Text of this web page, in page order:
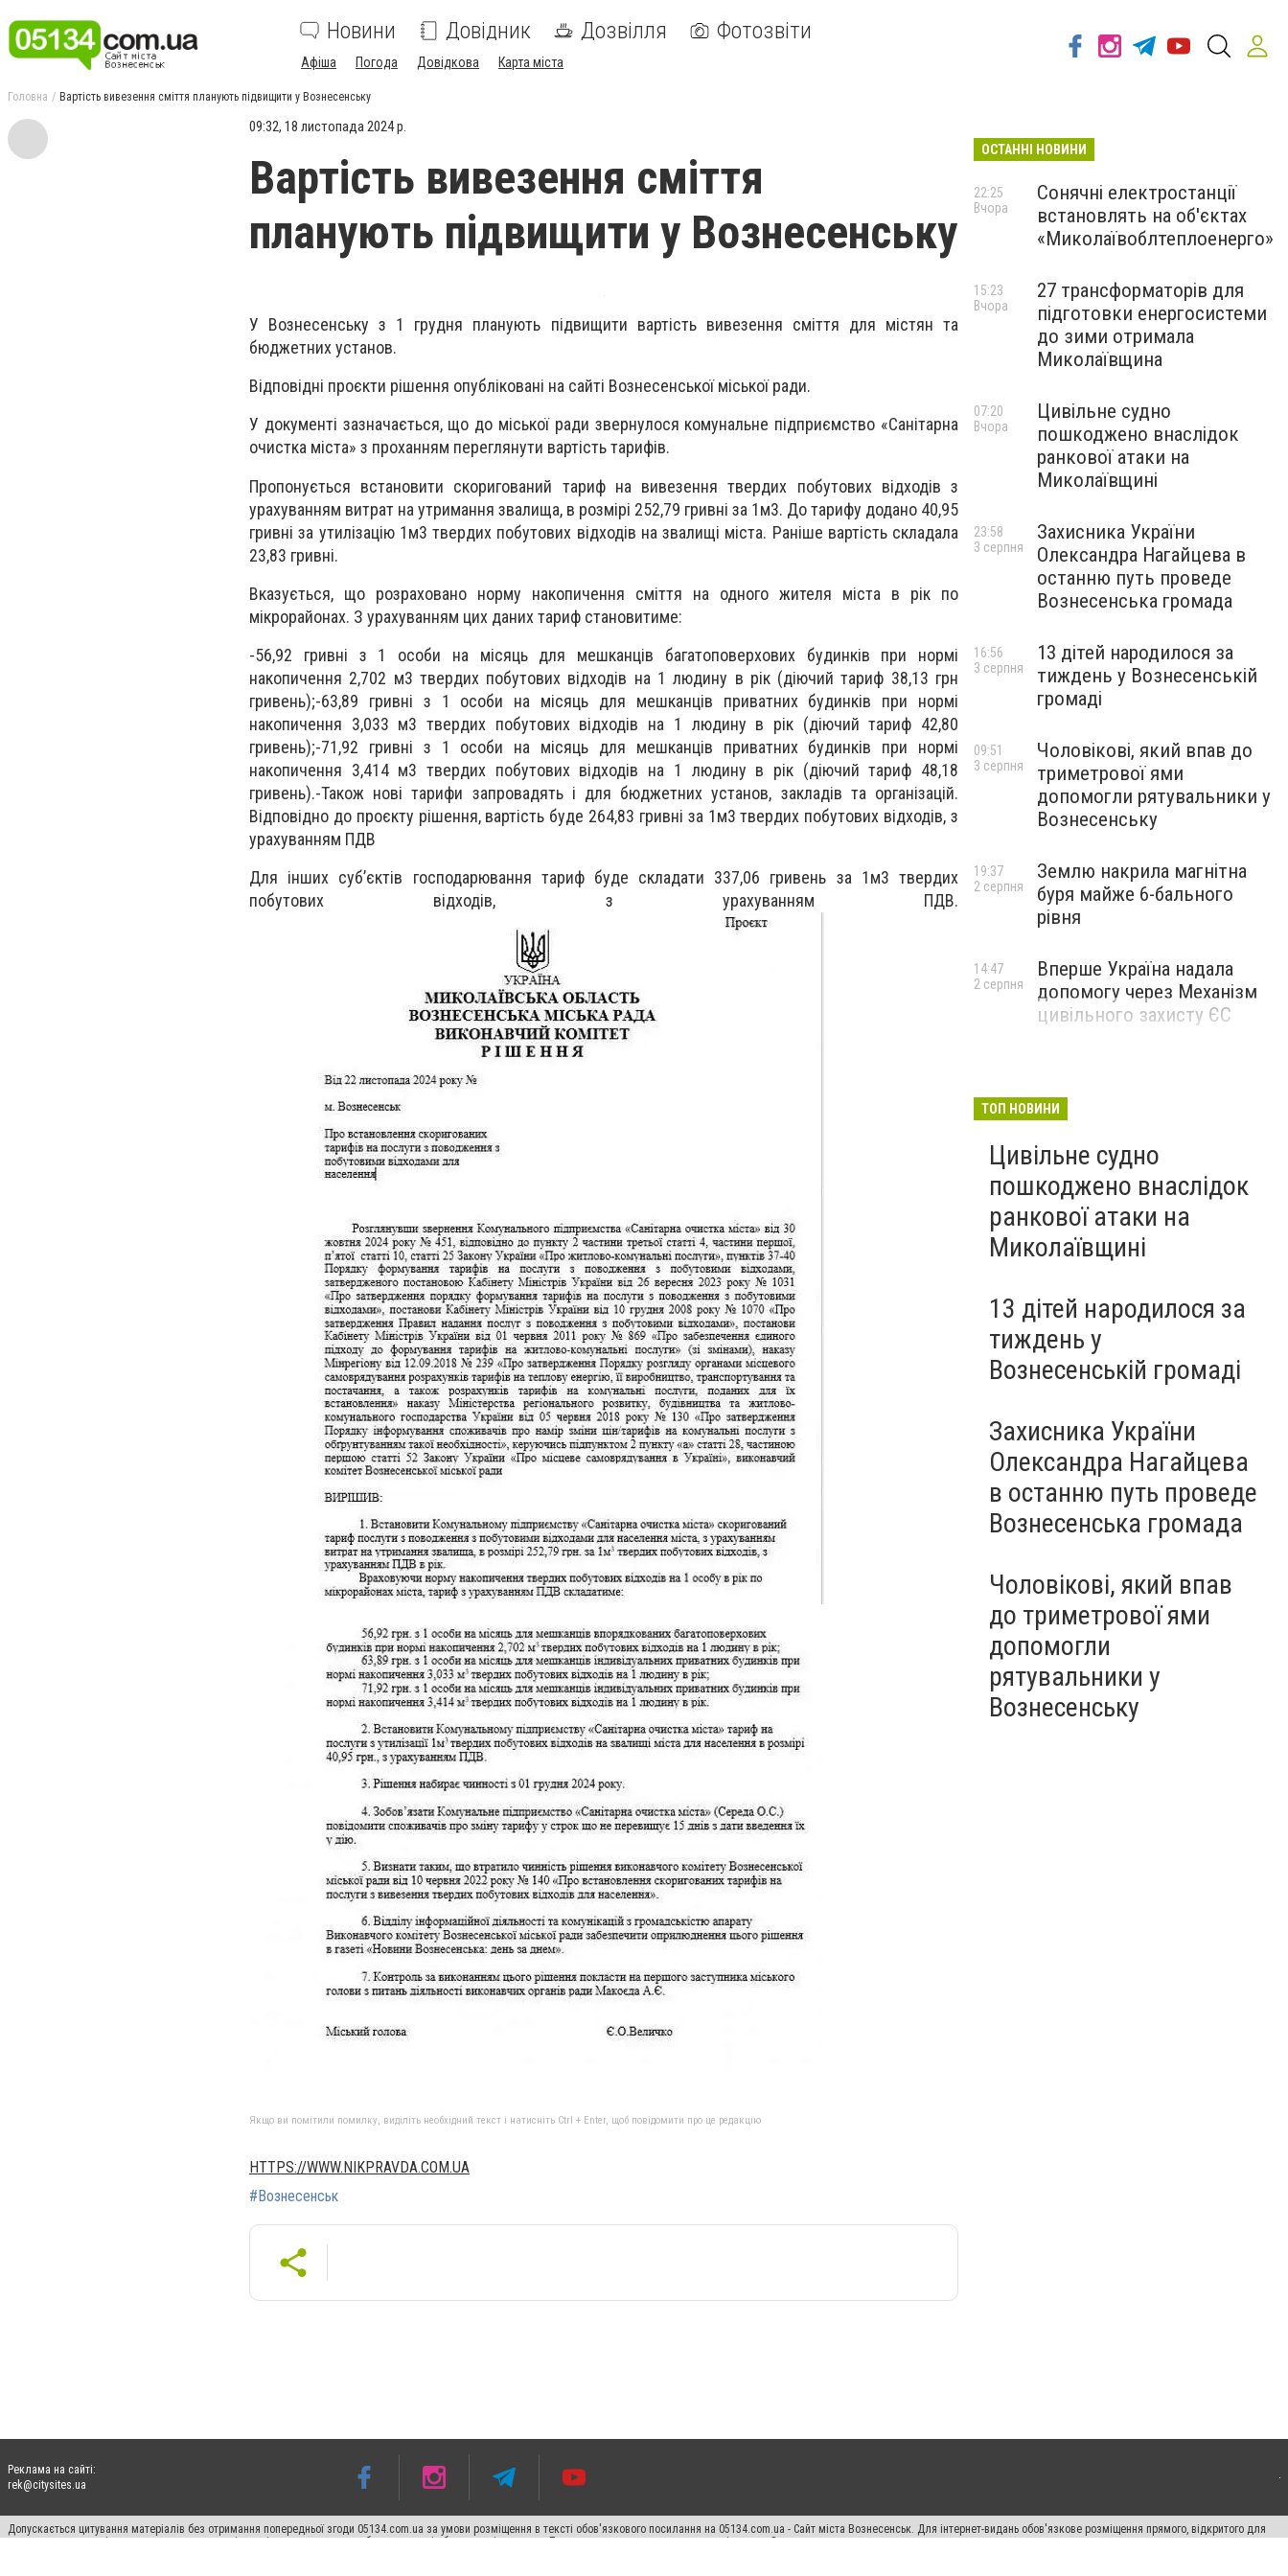
Новини Довідник Дозвілля Фотозвіти
Афіша Погода Довідкова Карта міста
Головна Вартість вивезення сміття планують підвищити у Вознесенську
09:32, 18 листопада 2024 р.
Вартість вивезення сміття
планують підвищити у Вознесенську
У Вознесенську з 1 грудня планують підвищити вартість вивезення сміття для містян та
бюджетних установ.
Відповідні проєкти рішення опубліковані на сайті Вознесенської міської ради.
У документі зазначається, що до міської ради звернулося комунальне підприємство «Санітарна
очистка міста» з проханням переглянути вартість тарифів.
Пропонується встановити скоригований тариф на вивезення твердих побутових відходів з
урахуванням витрат на утримання звалища, в розмірі 252,79 гривні за 1м3. До тарифу додано 40,95
гривні за утилізацію 1м3 твердих побутових відходів на звалищі міста. Раніше вартість складала
23,83 гривні.
Вказується, що розраховано норму накопичення сміття на одного жителя міста в рік по
мікрорайонах. З урахуванням цих даних тариф становитиме:
-56,92 гривні з 1 особи на місяць для мешканців багатоповерхових будинків при нормі
накопичення 2,702 м3 твердих побутових відходів на 1 людину в рік (діючий тариф 38,13 грн
гривень);-63,89 гривні з 1 особи на місяць для мешканців приватних будинків при нормі
накопичення 3,033 м3 твердих побутових відходів на 1 людину в рік (діючий тариф 42,80
гривень);-71,92 гривні з 1 особи на місяць для мешканців приватних будинків при нормі
накопичення 3,414 м3 твердих побутових відходів на 1 людину в рік (діючий тариф 48,18
гривень).-Також нові тарифи запровадять і для бюджетних установ, закладів та організацій.
Відповідно до проєкту рішення, вартість буде 264,83 гривні за 1м3 твердих побутових відходів, з
урахуванням ПДВ
Для інших суб’єктів господарювання тариф буде складати 337,06 гривень за 1м3 твердих
побутових відходів, з урахуванням ПДВ.
Якщо ви помітили помилку, виділіть необхідний текст і натисніть Ctrl + Enter, щоб повідомити про це редакцію
HTTPS://WWW.NIKPRAVDA.COM.UA
#Вознесенськ
ОСТАННІ НОВИНИ
Сонячні електростанції
встановлять на об'єктах
«Миколаївоблтеплоенерго»
22:25
Вчора
27 трансформаторів для
підготовки енергосистеми
до зими отримала
Миколаївщина
15:23
Вчора
Цивільне судно
пошкоджено внаслідок
ранкової атаки на
Миколаївщині
07:20
Вчора
Захисника України
Олександра Нагайцева в
останню путь проведе
Вознесенська громада
23:58
3 серпня
13 дітей народилося за
тиждень у Вознесенській
громаді
16:56
3 серпня
Чоловікові, який впав до
триметрової ями
допомогли рятувальники у
Вознесенську
09:51
3 серпня
Землю накрила магнітна
буря майже 6-бального
рівня
19:37
2 серпня
Вперше Україна надала
допомогу через Механізм
цивільного захисту ЄС
14:47
2 серпня
ТОП НОВИНИ
Цивільне судно
пошкоджено внаслідок
ранкової атаки на
Миколаївщині
13 дітей народилося за
тиждень у
Вознесенській громаді
Захисника України
Олександра Нагайцева
в останню путь проведе
Вознесенська громада
Чоловікові, який впав
до триметрової ями
допомогли
рятувальники у
Вознесенську
Реклама на сайті:
rek@citysites.ua
Допускається цитування матеріалів без отримання попередньої згоди 05134.com.ua за умови розміщення в тексті обов'язкового посилання на 05134.com.ua - Сайт міста Вознесенськ. Для інтернет-видань обов'язкове розміщення прямого, відкритого для
пошукових систем гіперпосилання на цитовані статті не нижче другого абзацу в тексті або в якості джерела. Порушення виняткових прав переслідується Законом.